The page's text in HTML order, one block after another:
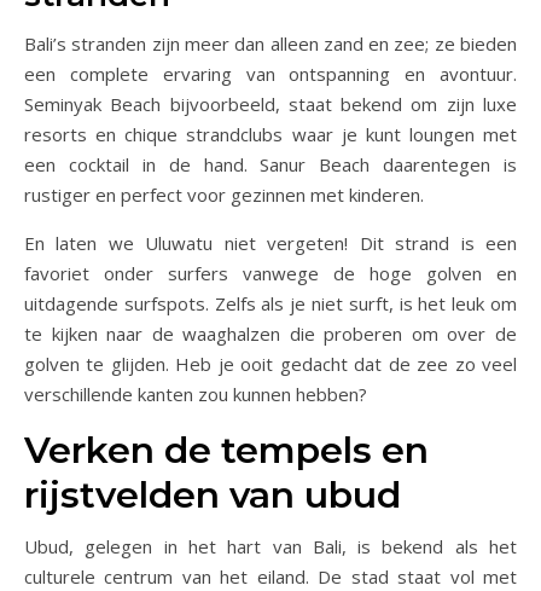
Bali’s stranden zijn meer dan alleen zand en zee; ze bieden
een complete ervaring van ontspanning en avontuur.
Seminyak Beach bijvoorbeeld, staat bekend om zijn luxe
resorts en chique strandclubs waar je kunt loungen met
een cocktail in de hand. Sanur Beach daarentegen is
rustiger en perfect voor gezinnen met kinderen.
En laten we Uluwatu niet vergeten! Dit strand is een
favoriet onder surfers vanwege de hoge golven en
uitdagende surfspots. Zelfs als je niet surft, is het leuk om
te kijken naar de waaghalzen die proberen om over de
golven te glijden. Heb je ooit gedacht dat de zee zo veel
verschillende kanten zou kunnen hebben?
Verken de tempels en
rijstvelden van ubud
Ubud, gelegen in het hart van Bali, is bekend als het
culturele centrum van het eiland. De stad staat vol met